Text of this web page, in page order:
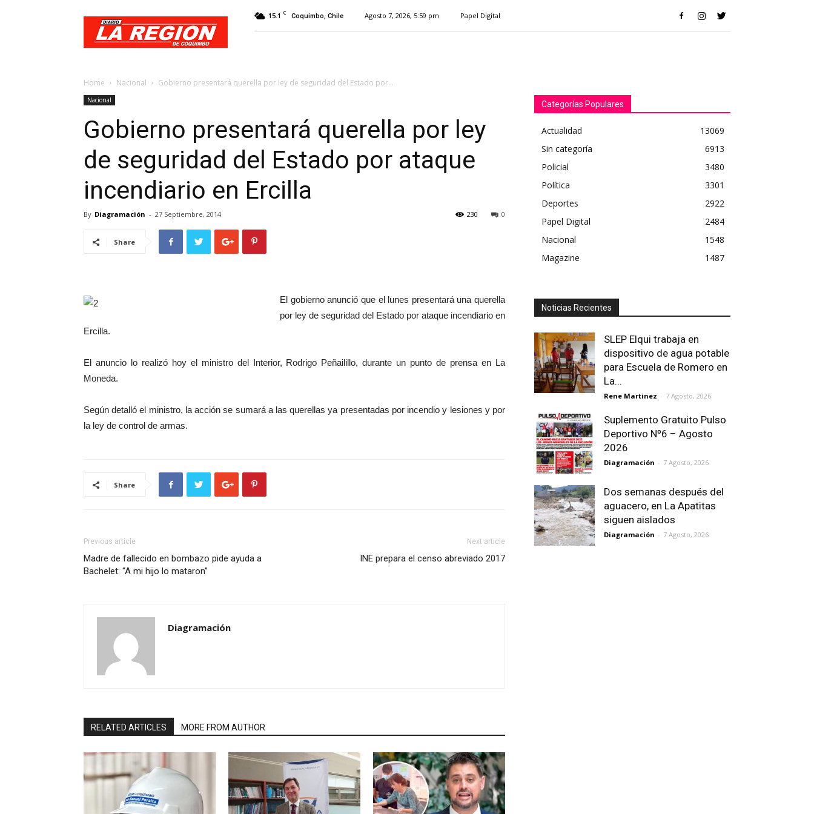
Diario
Región
15.1 C Coquimbo, Chile Agosto 7, 2026, 5:59 pm Papel Digital
Home Nacional Gobierno presentará querella por ley de seguridad del Estado por...
Nacional
Gobierno presentará querella por ley
de seguridad del Estado por ataque
incendiario en Ercilla
By Diagramación - 27 Septiembre, 2014 0
230
Share
El gobierno anunció que el lunes presentará una querella
por ley de seguridad del Estado por ataque incendiario en
Ercilla.
El anuncio lo realizó hoy el ministro del Interior, Rodrigo Peñailillo, durante un punto de prensa en La
Moneda.
Según detalló el ministro, la acción se sumará a las querellas ya presentadas por incendio y lesiones y por
la ley de control de armas.
Share
Previous article
Madre de fallecido en bombazo pide ayuda a
Bachelet: “A mi hijo lo mataron”
Next article
INE prepara el censo abreviado 2017
Diagramación
RELATED ARTICLES MORE FROM AUTHOR
Categorías Populares
Actualidad
13069
Sin categoría
6913
Policial
3480
Política
3301
Deportes
2922
Papel Digital
2484
Nacional
1548
Magazine
1487
Noticias Recientes
SLEP Elqui trabaja en
dispositivo de agua potable
para Escuela de Romero en
La...
Rene Martinez - 7 Agosto, 2026
Suplemento Gratuito Pulso
Deportivo Nº6 – Agosto
2026
Diagramación - 7 Agosto, 2026
Dos semanas después del
aguacero, en La Apatitas
siguen aislados
Diagramación - 7 Agosto, 2026